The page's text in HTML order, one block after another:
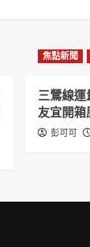
焦點新聞
三鶯線運
友宜開箱
彭可可